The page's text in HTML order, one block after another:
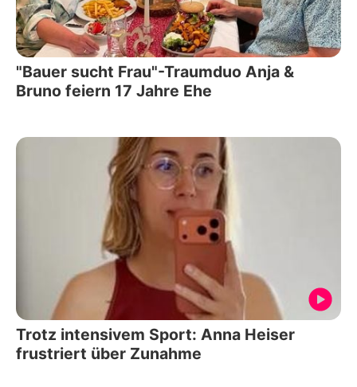
"Bauer sucht Frau"-Traumduo Anja &
Bruno feiern 17 Jahre Ehe
Trotz intensivem Sport: Anna Heiser
frustriert über Zunahme